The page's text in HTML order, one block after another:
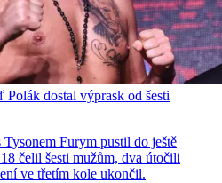
dostal výprask od šesti
Furym pustil do ještě
čelil šesti mužům, dva útočili
ve třetím kole ukončil.